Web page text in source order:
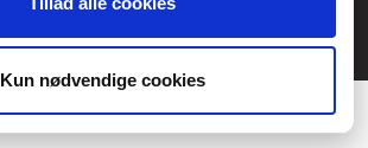
Kun nødvendige cookies